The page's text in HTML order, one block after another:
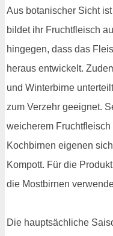
Aus botanischer Sicht
bildet ihr Fruchtfleisch
hingegen, dass das
heraus entwickelt.
und Winterbirne
zum Verzehr geeignet.
weicherem
Kochbirnen eigenen
Kompott. Für die
die Mostbirnen
Die hauptsächliche